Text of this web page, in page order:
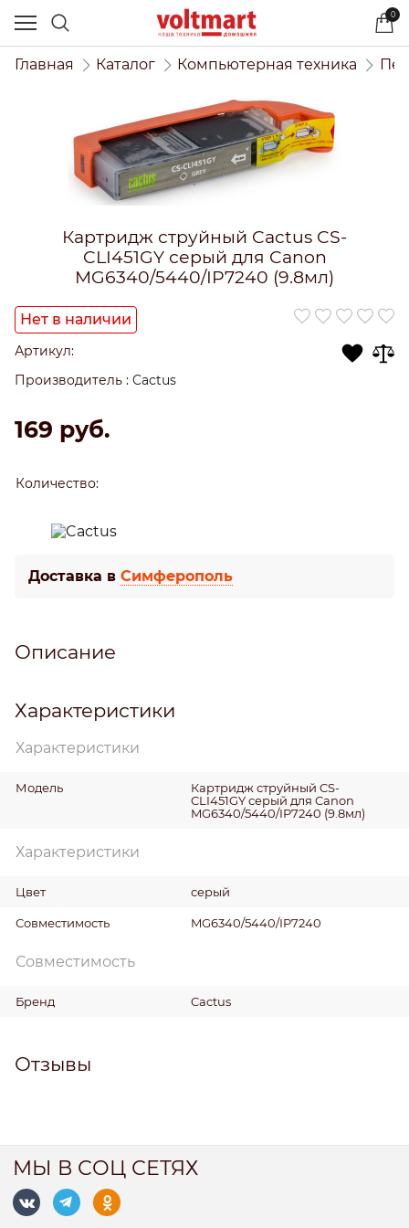
0
Главная Каталог Компьютерная техника
Картридж струйный Cactus CS-
CLI451GY серый для Canon
MG6340/5440/IP7240 (9.8мл)
Нет в наличии
Артикул:
Производитель : Cactus
169 руб.
Количество:
Доставка в Симферополь
Описание
Характеристики
Характеристики
Модель
Картридж струйный CS-
CLI451GY серый для Canon
MG6340/5440/IP7240 (9.8мл)
Характеристики
Цвет серый
Совместимость MG6340/5440/IP7240
Совместимость
Бренд Cactus
Отзывы
МЫ В СОЦ СЕТЯХ